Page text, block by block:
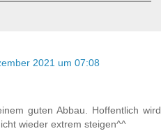
2021 um 07:08
guten Abbau. Hoffentlich wird
wieder extrem steigen^^